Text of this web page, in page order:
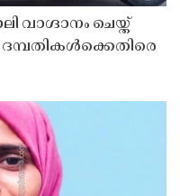
വാഗ്ദാനം ചെയ്ത്
ദമ്പതികൾക്കെതിരെ